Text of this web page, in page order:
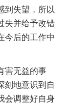
到失望，所以
失并给予改错
今后的工作中
害无益的事
刻地意识到自
会调整好自身